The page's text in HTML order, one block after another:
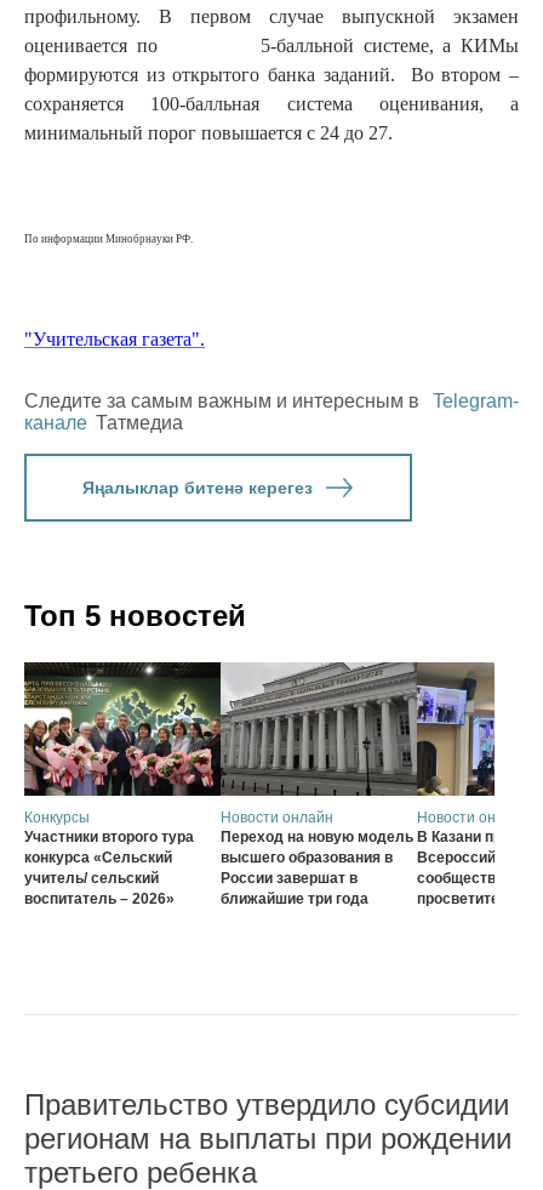
профильному. В первом случае выпускной экзамен
оценивается по 5-балльной системе, а КИМы
формируются из открытого банка заданий. Во втором –
сохраняется 100-балльная система оценивания, а
минимальный порог повышается с 24 до 27.
По информации Минобрнауки РФ.
"Учительская газета".
Следите за самым важным и интересным в
Telegram-
канале Татмедиа
Яңалыклар битенә керегез
Топ 5 новостей
Конкурсы
Участники второго тура
конкурса «Сельский
учитель/ сельский
воспитатель – 2026»
Новости онлайн
Переход на новую модель
высшего образования в
России завершат в
ближайшие три года
Новости онлайн
В Казани
Всероссийского
сообщества
просветителей
Правительство утвердило субсидии
регионам на выплаты при рождении
третьего ребенка